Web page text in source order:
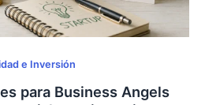
e Inversión
para Business Angels